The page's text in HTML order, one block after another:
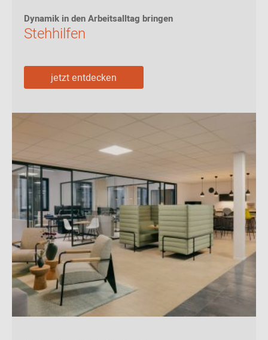
Dynamik in den Arbeitsalltag bringen
Stehhilfen
jetzt entdecken